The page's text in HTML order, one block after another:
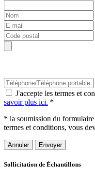
J'accepte les termes et
savoir plus ici. *
* la soumission du
termes et conditions, vous
Annuler
Sollicitation de Échantillons